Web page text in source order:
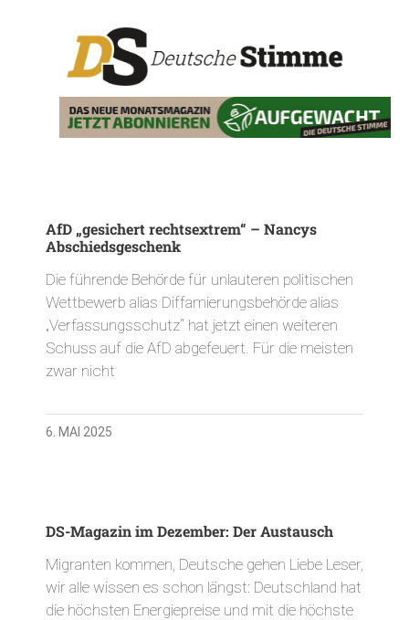
AfD „gesichert rechtsextrem“ – Nancys
Abschiedsgeschenk
Die führende Behörde für unlauteren politischen
Wettbewerb alias Diffamierungsbehörde alias
„Verfassungsschutz“ hat jetzt einen weiteren
Schuss auf die AfD abgefeuert. Für die meisten
zwar nicht
6. MAI 2025
DS-Magazin im Dezember: Der Austausch
Migranten kommen, Deutsche gehen Liebe Leser,
wir alle wissen es schon längst: Deutschland hat
die höchsten Energiepreise und mit die höchste